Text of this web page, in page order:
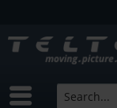
In Stock
Brands